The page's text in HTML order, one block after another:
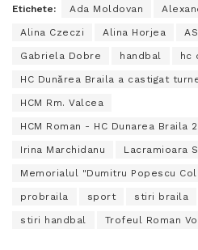
Etichete: Ada Moldovan
Alina Czeczi Alina Horjea
Gabriela Dobre handbal hc
HC Dunărea Braila a castigat
HCM Rm. Valcea
HCM Roman - HC Dunarea Braila
Irina Marchidanu Lacramioara
Memorialul "Dumitru Popescu
probraila sport stiri braila
stiri handbal Trofeul Roman